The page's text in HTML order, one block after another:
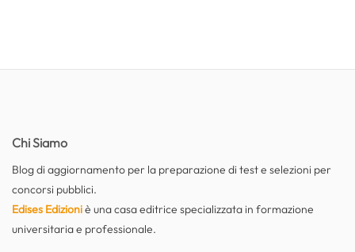
Chi Siamo
Blog di aggiornamento per la preparazione di test e selezioni per
concorsi pubblici.
Edises Edizioniè una casa editrice specializzata in formazione
universitaria e professionale.